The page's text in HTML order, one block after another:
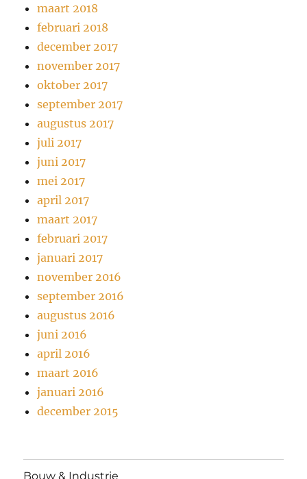
maart 2018
februari 2018
december 2017
november 2017
oktober 2017
september 2017
augustus 2017
juli 2017
juni 2017
mei 2017
april 2017
maart 2017
februari 2017
januari 2017
november 2016
september 2016
augustus 2016
juni 2016
april 2016
maart 2016
januari 2016
december 2015
Bouw & Industrie